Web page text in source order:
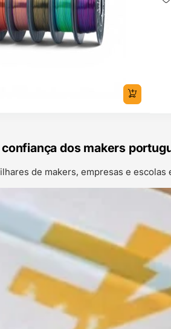
dos makers
de makers, empresas e escolas